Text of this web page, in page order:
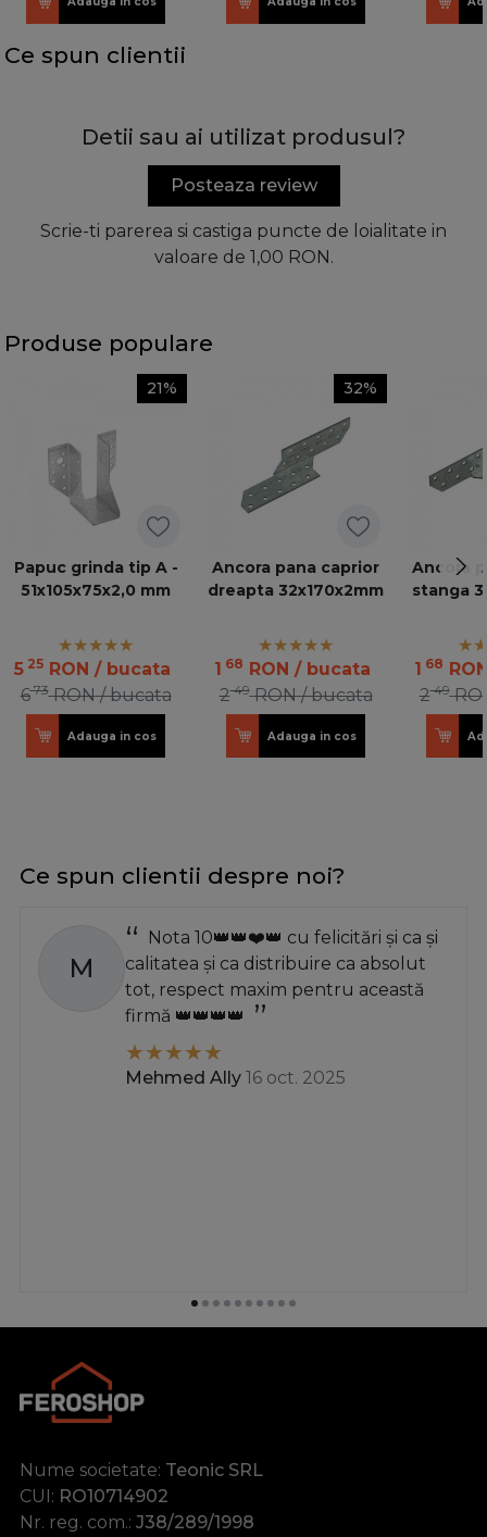
Ce spun clientii
Detii sau ai utilizat produsul?
Posteaza review
Scrie-ti parerea si castiga puncte de loialitate in
valoare de 1,00 RON.
Produse populare
21%
Papuc grinda tip A -
51x105x75x2,0 mm
5 25 RON / bucata
673 RON / bucata
Adauga in cos
32%
Ancora pana caprior
dreapta 32x170x2mm
1 68 RON / bucata
249 RON / bucata
Adauga in cos
Ancora
stanga
1 68
249
Ce spun clientii despre noi?
M
Nota 10👑👑❤️👑 cu felicitări și ca și
calitatea și ca distribuire ca absolut
tot, respect maxim pentru această
firmă 👑👑👑👑
Mehmed Ally 16 oct. 2025
Nume societate: Teonic SRL
CUI: RO10714902
Nr. reg. com.: J38/289/1998